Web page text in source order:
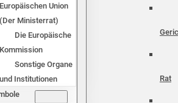
Europäischen Union
(Der Ministerrat)
Die Europäische
Kommission
Sonstige Organe
und Institutionen
Rat